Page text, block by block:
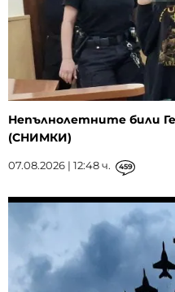
Непълнолетните били
(СНИМКИ)
07.08.2026 | 12:48 ч. 459